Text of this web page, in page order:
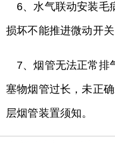
6、水气联动安装毛
损坏不能推进微动开关
7、烟管无法正常排
塞物烟管过长，未正
层烟管装置须知。